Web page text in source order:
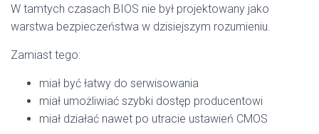
W tamtych czasach BIOS nie był projektowany jako
warstwa bezpieczeństwa w dzisiejszym rozumieniu.
Zamiast tego:
miał być łatwy do serwisowania
miał umożliwiać szybki dostęp producentowi
miał działać nawet po utracie ustawień CMOS